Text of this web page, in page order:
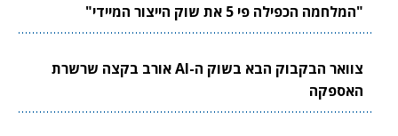
"המלחמה הכפילה פי 5 את שוק הייצור המיידי"
צוואר הבקבוק הבא בשוק ה-AI אורב בקצה שרשרת
האספקה